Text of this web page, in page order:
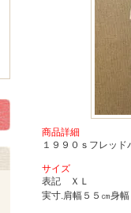
商品詳細
１９９０ｓフレッ
サイズ
表記 ＸＬ
実寸.肩幅５５㎝身